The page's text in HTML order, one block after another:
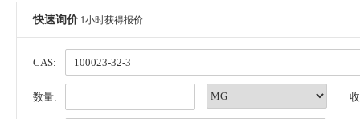
快速询价 1小时获得报价
CAS:
数量: